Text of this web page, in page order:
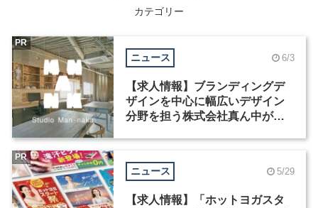
COLUMN
コラム
カテゴリー
ニュース 6/3
【求人情報】ブランディングデ
ザインを中心に幅広いデザイン
分野を担う株式会社真ん中が、
PR
ニュース 5/29
【求人情報】「ホットヨガスタ
PR